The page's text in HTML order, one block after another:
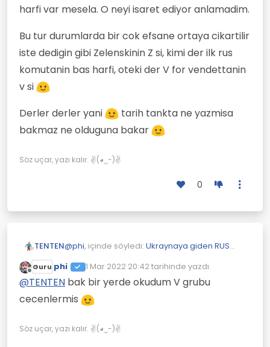
harfi var mesela. O neyi isaret ediyor anlamadim.
Bu tur durumlarda bir cok efsane ortaya cikartilir
iste dedigin gibi Zelenskinin Z si, kimi der ilk rus
komutanin bas harfi, oteki der V for vendettanin
v si
Derler derler yani
tarih tankta ne yazmisa
bakmaz ne olduguna bakar
Söz uçar, yazı kalır. ✌(◕‿-)✌
0
TENTEN@phi, içinde söyledi: Ukraynaya giden RUS
@TENTENRus ordusunun bati kanadini
temsil ediyor. Zapad bati demek.
Neden kendi alfabelerini kullanmamışlar?
Çevrimdışı
Guru phi 1 Mar 2022 20:42tarihinde yazdı
Son düzenleyen:
@TENTEN bak bir yerde okudum V grubu
cecenlermis
Söz uçar, yazı kalır. ✌(◕‿-)✌